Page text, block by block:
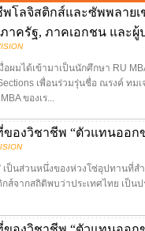
โลจิสติกส์และซัพพลาย
าครัฐ, ภาคเอกชน และผู้
อผมได้เข้ามาเป็นนักศึกษา RU
เพื่อนร่วมรุ่นชื่อ ณรงค์ ท
ของเร...
องวิชาชีพ “ตัวแทนออก
เป็นส่วนหนึ่งของห่วงโซ่อุปทานที่ส
ส์จากสถิติพบว่าประเทศไทย เป็น